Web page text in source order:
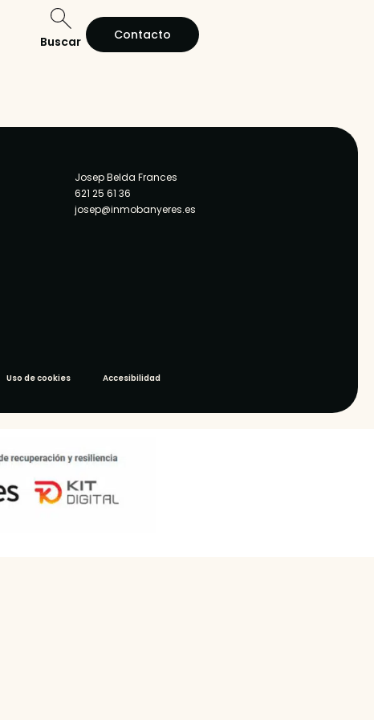
Buscar Contacto
Josep Belda Frances
621 25 61 36
josep@inmobanyeres.es
Uso de cookies Accesibilidad